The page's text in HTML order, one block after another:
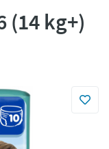
(14 kg+)